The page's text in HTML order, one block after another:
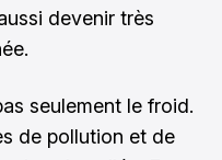
devenir très
seulement le froid.
de pollution et de